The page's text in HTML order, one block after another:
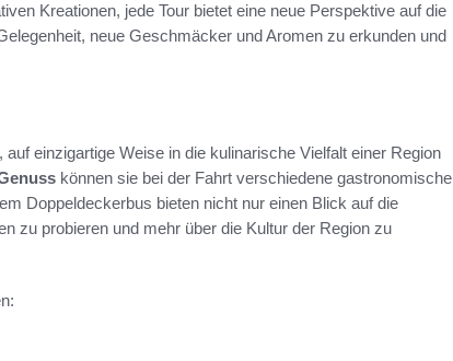
Kreationen, jede Tour bietet eine neue Perspektive auf die
neue Geschmäcker und Aromen zu erkunden und
einzigartige Weise in die kulinarische Vielfalt einer Region
können sie bei der Fahrt verschiedene gastronomische
Doppeldeckerbus bieten nicht nur einen Blick auf die
zu probieren und mehr über die Kultur der Region zu